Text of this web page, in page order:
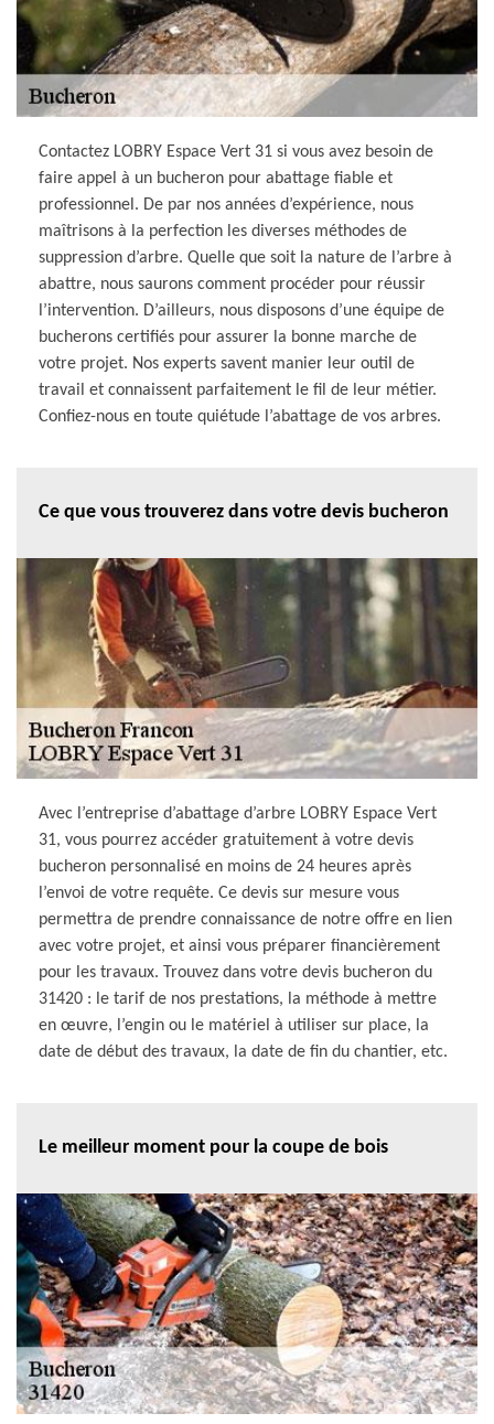
Contactez LOBRY Espace Vert 31 si vous avez besoin de
faire appel à un bucheron pour abattage fiable et
professionnel. De par nos années d’expérience, nous
maîtrisons à la perfection les diverses méthodes de
suppression d’arbre. Quelle que soit la nature de l’arbre à
abattre, nous saurons comment procéder pour réussir
l’intervention. D’ailleurs, nous disposons d’une équipe de
bucherons certifiés pour assurer la bonne marche de
votre projet. Nos experts savent manier leur outil de
travail et connaissent parfaitement le fil de leur métier.
Confiez-nous en toute quiétude l’abattage de vos arbres.
Ce que vous trouverez dans votre devis bucheron
Avec l’entreprise d’abattage d’arbre LOBRY Espace Vert
31, vous pourrez accéder gratuitement à votre devis
bucheron personnalisé en moins de 24 heures après
l’envoi de votre requête. Ce devis sur mesure vous
permettra de prendre connaissance de notre offre en lien
avec votre projet, et ainsi vous préparer financièrement
pour les travaux. Trouvez dans votre devis bucheron du
31420 : le tarif de nos prestations, la méthode à mettre
en œuvre, l’engin ou le matériel à utiliser sur place, la
date de début des travaux, la date de fin du chantier, etc.
Le meilleur moment pour la coupe de bois